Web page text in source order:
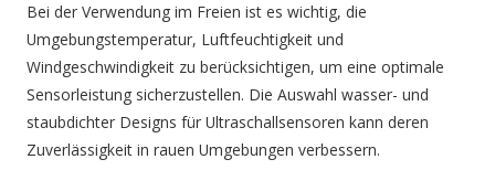
Bei der Verwendung im Freien ist es wichtig, die
Umgebungstemperatur, Luftfeuchtigkeit und
Windgeschwindigkeit zu berücksichtigen, um eine optimale
Sensorleistung sicherzustellen. Die Auswahl wasser- und
staubdichter Designs für Ultraschallsensoren kann deren
Zuverlässigkeit in rauen Umgebungen verbessern.